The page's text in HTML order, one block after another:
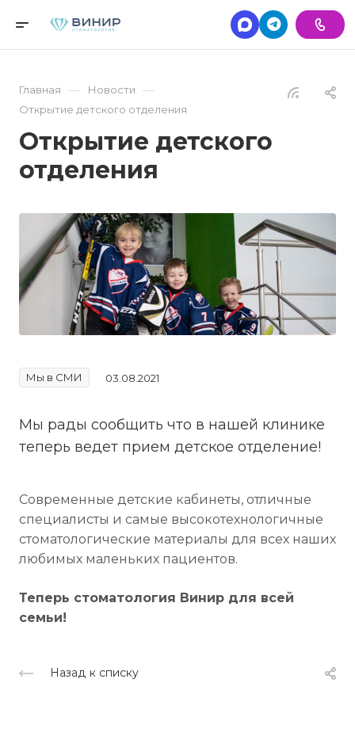
Главная — Новости —
Открытие детского отделения
Открытие детского
отделения
Мы в СМИ 03.08.2021
Мы рады сообщить что в нашей клинике
теперь ведет прием детское отделение!
Современные детские кабинеты, отличные
специалисты и самые высокотехнологичные
стоматологические материалы для всех наших
любимых маленьких пациентов.
Теперь стоматология Винир для всей
семьи!
Назад к списку